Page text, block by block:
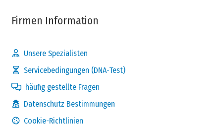
Firmen Information
Unsere Spezialisten
Servicebedingungen (DNA-Test)
häufig gestellte Fragen
Datenschutz Bestimmungen
Cookie-Richtlinien